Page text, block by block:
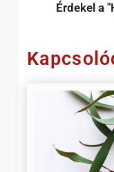
Érdekel a